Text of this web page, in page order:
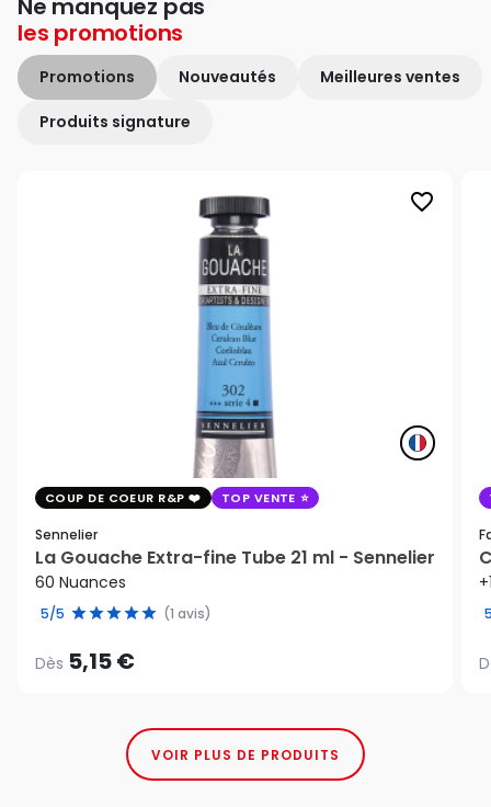
Ne manquez pas
les promotions
Promotions Nouveautés Meilleures ventes
Produits signature
favorite_border
COUP DE COEUR R&P TOP VENTE
Sennelier
La Gouache Extra-fine Tube 21 ml - Sennelier
60 Nuances
5/5 (1 avis)
Dès 5,15 €
VOIR PLUS DE PRODUITS